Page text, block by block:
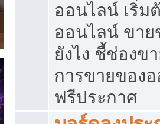
ออนไลน์ เริ่ม
ออนไลน์ ขาย
ยังไง ชี้ช่องข
การขายของ
ฟรีประกาศ